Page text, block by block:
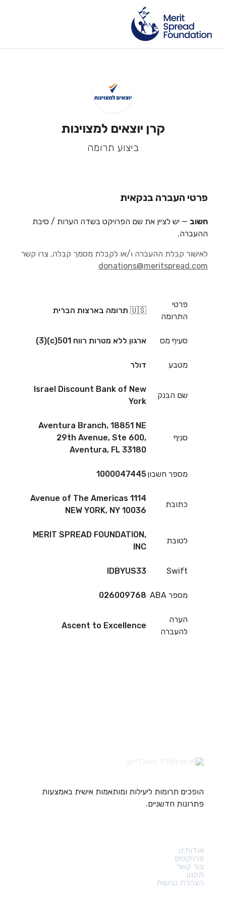
קרן יוצאים למצוינות
ביצוע תרומה
פרטי העברה בנקאית
חשוב — יש לציין את שם הפרויקט בשדה הערות / סיבת
ההעברה.
לאישור קבלת ההעברה ו/או לקבלת מסמך קבלה, צרו קשר
donations@meritspread.com
פרטי
התרומה
🇺🇸 תרומה בארצות הברית
סעיף מס ארגון ללא מטרות רווח 501(c)(3)
מטבע דולר
שם הבנק
Israel Discount Bank of New
York
סניף
Aventura Branch, 18851 NE
29th Avenue, Ste 600,
Aventura, FL 33180
מספר חשבון1000047445
כתובת
1114 Avenue of The Americas
NEW YORK, NY 10036
לטובת
MERIT SPREAD FOUNDATION,
INC
Swift
IDBYUS33
מספר ABA 026009768
הערה
להעברה
Ascent to Excellence
הופכים תרומות ליעילות ומותאמות אישית באמצעות
פתרונות חדשניים.
אודותינו
פרויקטים
צור קשר
תקנון
הצהרת נגישות